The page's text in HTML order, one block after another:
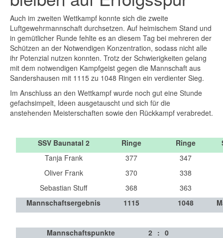
Auch im zweiten Wettkampf konnte sich die zweite
Luftgewehrmannschaft durchsetzen. Auf heimischem Stand und
in gemütlicher Runde fehlte es an diesem Tag bei mehreren der
Schützen an der Notwendigen Konzentration, sodass nicht alle
ihr Potenzial nutzen konnten. Trotz der Schwierigkeiten gelang
mit dem notwendigen Kampfgeist gegen die Mannschaft aus
Sandershausen mit 1115 zu 1048 Ringen ein verdienter Sieg.
Im Anschluss an den Wettkampf wurde noch gut eine Stunde
gefachsimpelt, Ideen ausgetauscht und sich für die
anstehenden Meisterschaften sowie den Rückkampf verabredet.
SSV Baunatal 2 Ringe Ringe
Tanja Frank
377
347
Oliver Frank
370
338
Sebastian Stuff
368
363
Mannschaftsergebnis
1115 1048
Mannschaftspunkte 2 : 0